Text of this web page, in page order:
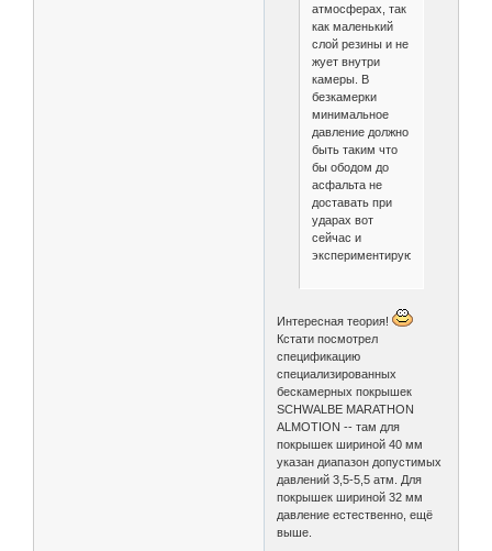
атмосферах, так
как маленький
слой резины и не
жует внутри
камеры. В
безкамерки
минимальное
давление должно
быть таким что
бы ободом до
асфальта не
доставать при
ударах вот
сейчас и
экспериментирую.
Интересная теория!
Кстати посмотрел
спецификацию
специализированных
бескамерных покрышек
SCHWALBE MARATHON
ALMOTION -- там для
покрышек шириной 40 мм
указан диапазон допустимых
давлений 3,5-5,5 атм. Для
покрышек шириной 32 мм
давление естественно, ещё
выше.